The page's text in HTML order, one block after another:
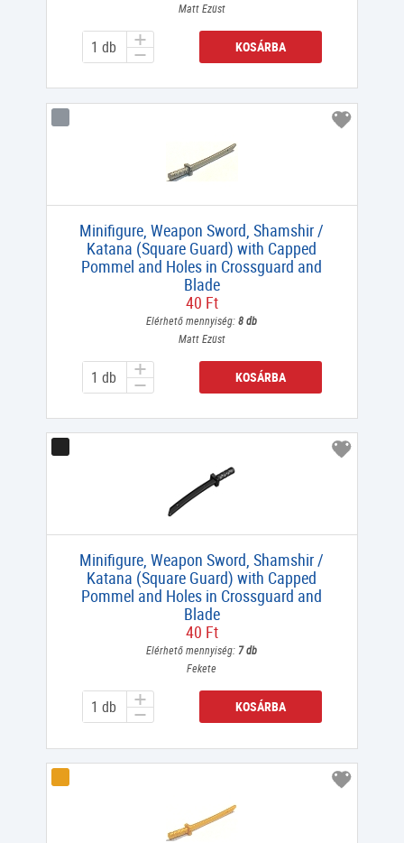
Matt Ezüst
KOSÁRBA
Minifigure, Weapon Sword, Shamshir /
Katana (Square Guard) with Capped
Pommel and Holes in Crossguard and
Blade
40 Ft
Elérhető mennyiség:8 db
Matt Ezüst
KOSÁRBA
Minifigure, Weapon Sword, Shamshir /
Katana (Square Guard) with Capped
Pommel and Holes in Crossguard and
Blade
40 Ft
Elérhető mennyiség:7 db
Fekete
KOSÁRBA